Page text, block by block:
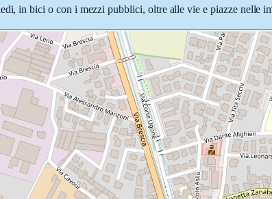
in bici o con i mezzi pubblici, oltre alle vie e piazze nelle